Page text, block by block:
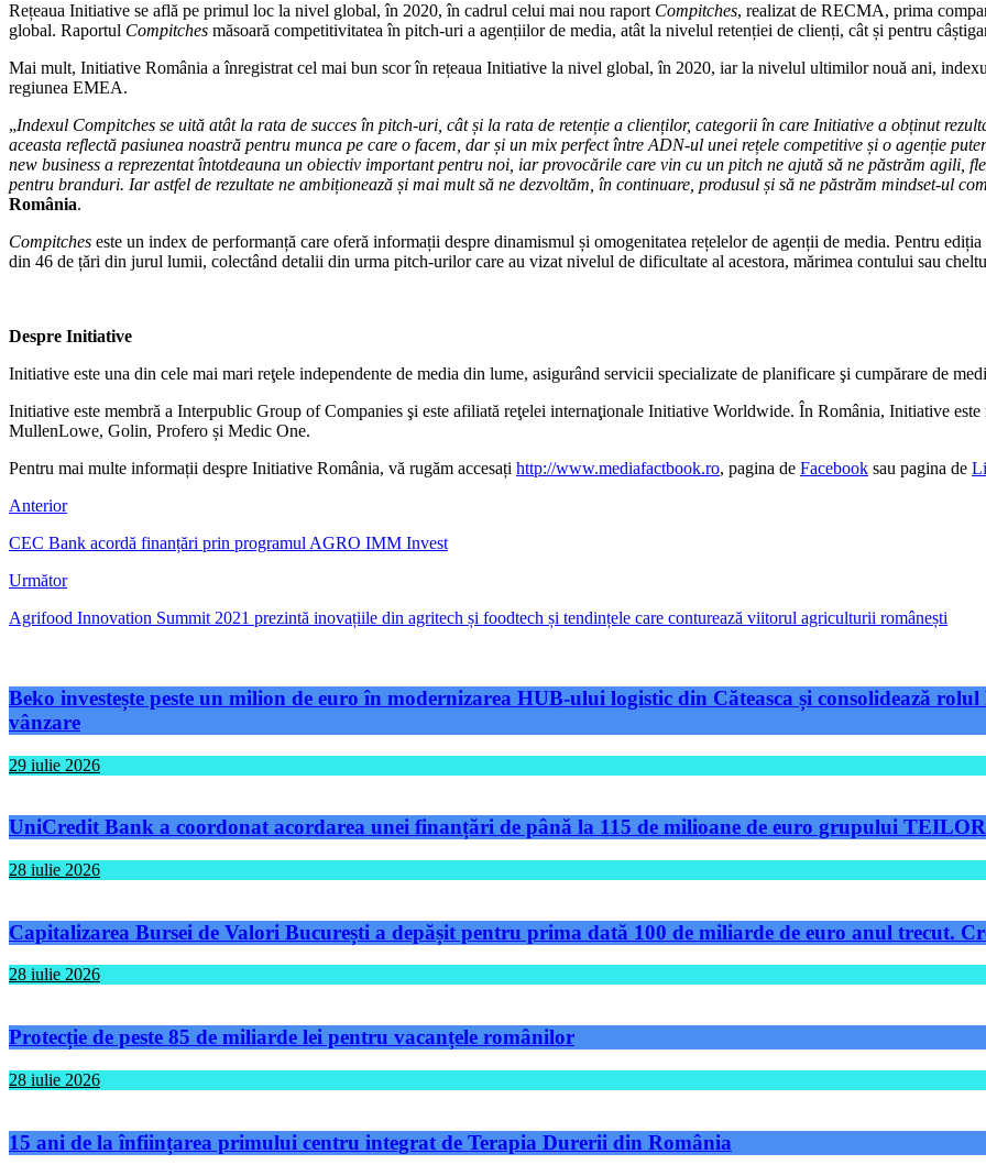
Rețeaua Initiative se află pe primul loc la nivel global, în 2020, în cadrul celui mai nou raport Compitches, realizat de RECMA, prima
global. Raportul Compitches măsoară competitivitatea în pitch-uri a agențiilor de media, atât la nivelul retenției de clienți, cât și pentru
Mai mult, Initiative România a înregistrat cel mai bun scor în rețeaua Initiative la nivel global, în 2020, iar la nivelul ultimilor nouă ani,
regiunea EMEA.
„Indexul Compitches se uită atât la rata de succes în pitch-uri, cât și la rata de retenție a clienților, categorii în care Initiative a obținut
aceasta reflectă pasiunea noastră pentru munca pe care o facem, dar și un mix perfect între ADN-ul unei rețele competitive și o agenție
new business a reprezentat întotdeauna un obiectiv important pentru noi, iar provocările care vin cu un pitch ne ajută să ne păstrăm agili,
pentru branduri. Iar astfel de rezultate ne ambiționează și mai mult să ne dezvoltăm, în continuare, produsul și să ne păstrăm mindset-ul
România.
Compitches este un index de performanță care oferă informații despre dinamismul și omogenitatea rețelelor de agenții de media. Pentru
din 46 de țări din jurul lumii, colectând detalii din urma pitch-urilor care au vizat nivelul de dificultate al acestora, mărimea contului sau
Despre Initiative
Initiative este una din cele mai mari reţele independente de media din lume, asigurând servicii specializate de planificare şi cumpărare de
Initiative este membră a Interpublic Group of Companies şi este afiliată reţelei internaţionale Initiative Worldwide. În România, Initiative
MullenLowe, Golin, Profero și Medic One.
Pentru mai multe informații despre Initiative România, vă rugăm accesați http://www.mediafactbook.ro, pagina de Facebook sau pagina de
Anterior
CEC Bank acordă finanțări prin programul AGRO IMM Invest
Următor
Agrifood Innovation Summit 2021 prezintă inovațiile din agritech și foodtech și tendințele care conturează viitorul agriculturii românești
Beko investește peste un milion de euro în modernizarea HUB-ului logistic din Căteasca și consolidează
vânzare
29 iulie 2026
UniCredit Bank a coordonat acordarea unei finanțări de până la 115 de milioane de euro grupului TEILOR
28 iulie 2026
Capitalizarea Bursei de Valori București a depășit pentru prima dată 100 de miliarde de euro anul trecut.
28 iulie 2026
Protecție de peste 85 de miliarde lei pentru vacanțele românilor
28 iulie 2026
15 ani de la înființarea primului centru integrat de Terapia Durerii din România